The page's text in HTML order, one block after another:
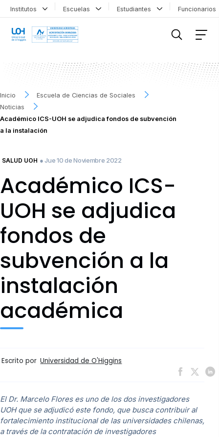
Institutos Escuelas Estudiantes
Inicio
Escuela de Ciencias de Sociales
Noticias
Académico ICS-UOH se adjudica fondos de subvención
a la instalación
SALUD UOH ● Jue 10 de Noviembre 2022
Académico ICS-
UOH se adjudica
fondos de
subvención a la
instalación
académica
Escrito por Universidad de O'Higgins
El Dr. Marcelo Flores es uno de los dos investigadores
UOH que se adjudicó este fondo, que busca contribuir al
fortalecimiento institucional de las universidades chilenas,
a través de la contratación de investigadores